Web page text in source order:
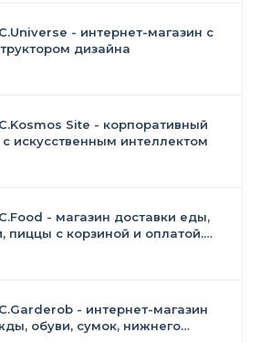
- интернет-магазин с
дизайна
Site - корпоративный
с искусственным интеллектом
- магазин доставки еды,
пиццы с корзиной и оплатой.
- интернет-магазин
обуви, сумок, нижнего